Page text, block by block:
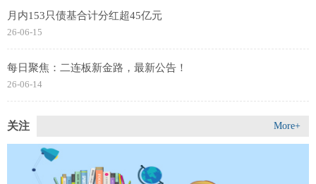
月内153只债基合计分红超45亿元
26-06-15
每日聚焦：二连板新金路，最新公告！
26-06-14
关注 More+